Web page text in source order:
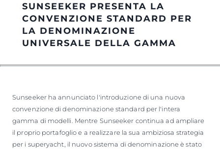
HERITAGE
SUNSEEKER PRESENTA LA
CONVENZIONE STANDARD PER
LA DENOMINAZIONE
UNIVERSALE DELLA GAMMA
Sunseeker ha annunciato l'introduzione di una nuova
convenzione di denominazione standard per l'intera
gamma di modelli. Mentre Sunseeker continua ad ampliare
il proprio portafoglio e a realizzare la sua ambiziosa strategia
per i superyacht, il nuovo sistema di denominazione è stato